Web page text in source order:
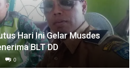
Hari Ini Gelar Musdes
BLT DD
0